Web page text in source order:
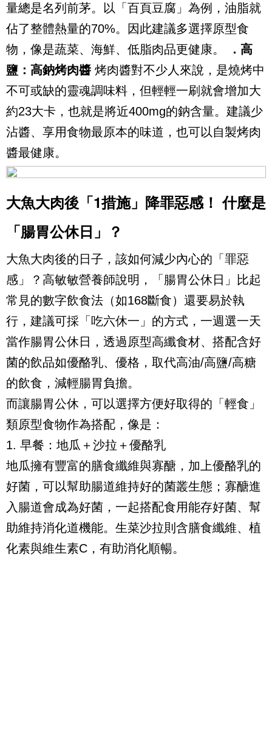
量總是名列前茅。以「百頁豆腐」為例，油脂就
佔了整體熱量的70%。因此建議多選擇原型食
物，像是蔬菜、海鮮、低脂肉品更健康。
．高
鹽：高鈉烤肉醬 烤肉醬對不少人來說，是燒烤中
不可或缺的靈魂調味料，但輕輕一刷就會增加大
約23大卡，也就是將近400mg的鈉含量。建議少
沾醬、享用食物最原本的味道，也可以自製烤肉
醬最健康。
大魚大肉後「1措施」降罪惡感！ 什麼是
「腸胃公休日」？
大魚大肉後的日子，該如何減少內心的「罪惡
感」？高敏敏營養師說明，「腸胃公休日」比起
常見的數字飲食法（如168斷食）還要易於執
行，建議可採「吃六休一」的方式，一週選一天
當作腸胃公休日，透過原型高纖食材、搭配含好
菌的飲品如優酪乳、優格，取代高油/高鹽/高糖
的飲食，減輕腸胃負擔。
而讓腸胃公休，可以選擇方便好取得的「輕食」
類原型食物作為搭配，像是：
1. 早餐：地瓜＋沙拉＋優酪乳
地瓜擁有豐富的膳食纖維與寡醣，加上優酪乳的
好菌，可以幫助腸道維持好的菌叢生態；寡醣進
入腸道會成為好菌，一起搭配食用能存好菌、幫
助維持消化道機能。生菜沙拉則含膳食纖維、植
化素與維生素C，有助消化順暢。